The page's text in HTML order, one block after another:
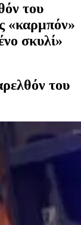
του
«καρμπόν»
σκυλί»
του